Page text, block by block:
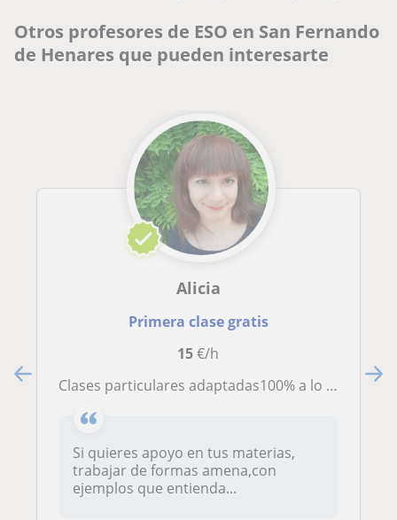
Otros profesores de ESO en San Fernando
de Henares que pueden interesarte
Alicia
Primera clase gratis
15€/h
Clases particulares adaptadas100% a lo que requieres y amenas!
Si quieres apoyo en tus materias,
trabajar de formas amena,con
ejemplos que entienda...